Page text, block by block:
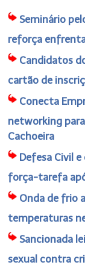
Seminário
reforça
Candidatos
cartão de
Conecta
networking
Cachoeira
Defesa Civil
força-tarefa
Onda de frio
temperaturas
Sancionada
sexual contra